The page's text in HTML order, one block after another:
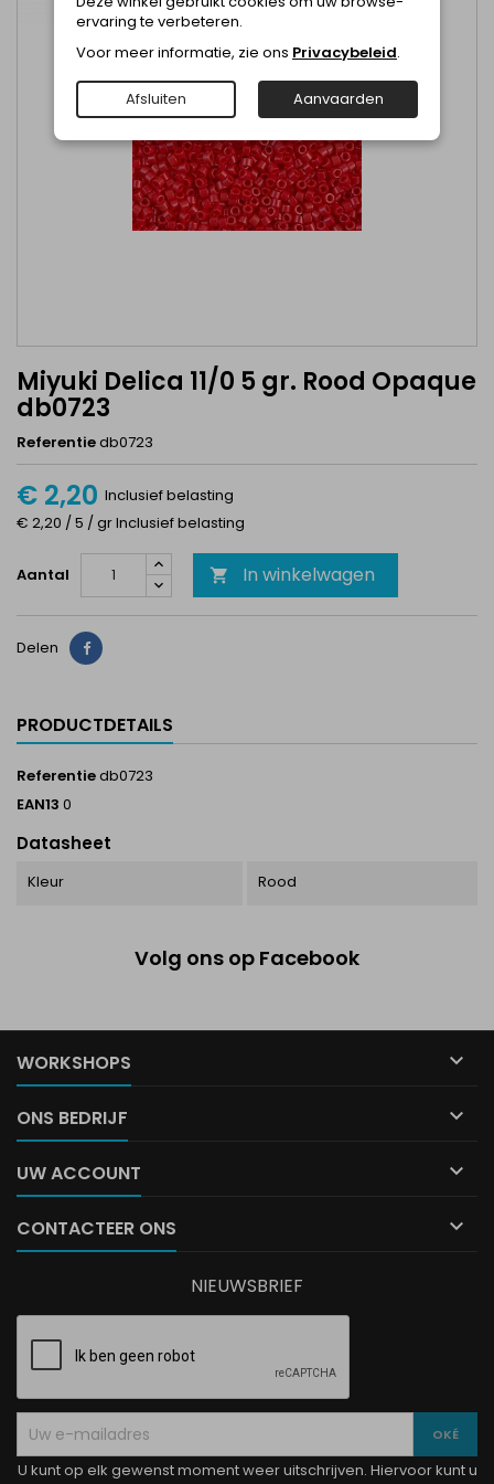
Miyuki Delica 11/0 5 gr. Rood Opaque
db0723
Referentiedb0723
€ 2,20 Inclusief belasting
€ 2,20 / 5 / gr Inclusief belasting
Aantal  In winkelwagen
Delen Delen
PRODUCTDETAILS
Referentiedb0723
EAN13 0
Datasheet
Kleur Rood
Volg ons op Facebook
WORKSHOPS 
ONS BEDRIJF 
UW ACCOUNT 
CONTACTEER ONS 
ervaring te verbeteren.
Voor meer informatie, zie ons Privacybeleid.
Afsluiten Aanvaarden
NIEUWSBRIEF
U kunt op elk gewenst moment weer uitschrijven. Hiervoor kunt u